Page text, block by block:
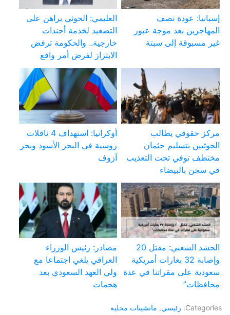
إسبانيا: عودة نصف
المهاجرين بعد موجة عبور
غير مسبوقة إلى سبتة
العليمي: الحوثي يراهن على
التصعيد لخدمة أجندات
خارجية.. والحكومة ترفض
الابتزاز لفرض أمر واقع
مركز حقوقي يطالب
الحوثيين بتسليم جثمان
مختطف توفي تحت التعذيب
في سجن بالبيضاء
أوكرانيا: استهداف 4 ناقلات
روسية في البحر الأسود وبحر
آزوف
الحشد الشعبي: مقتل 20
وإصابة 32 بغارات أمريكية
سعودية على مقراتنا في عدة
محافظات”
مصادر: رئيس الوزراء
العراقي يلغي اجتماعا مع
ولي العهد السعودي بعد
هجمات
Categories: رئيسي, مانشيتات محلية